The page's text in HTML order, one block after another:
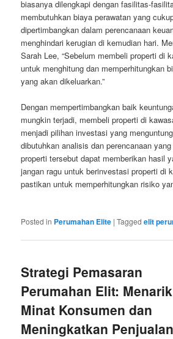
biasanya dilengkapi dengan fasilitas-
membutuhkan biaya perawatan yang
dipertimbangkan dalam perencanaan
menghindari kerugian di kemudian hari.
Sarah Lee, “Sebelum membeli properti di
untuk menghitung dan memperhitungkan
yang akan dikeluarkan.”
Dengan mempertimbangkan baik
mungkin terjadi, membeli properti di
menjadi pilihan investasi yang
dibutuhkan analisis dan perencanaan
properti tersebut dapat memberikan hasil
jangan ragu untuk berinvestasi properti di
pastikan untuk memperhitungkan risiko
Posted in Perumahan Elite |Tagged elit
Strategi Pemasaran
Perumahan Elit: Menarik
Minat Konsumen dan
Meningkatkan Penjualan